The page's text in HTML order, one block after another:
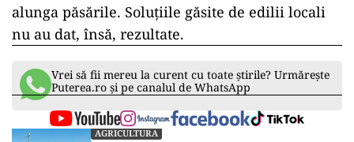
alunga păsările. Soluțiile găsite de edilii locali
nu au dat, însă, rezultate.
Vrei să fii mereu la curent cu toate știrile? Urmărește
Puterea.ro și pe canalul de WhatsApp
AGRICULTURA